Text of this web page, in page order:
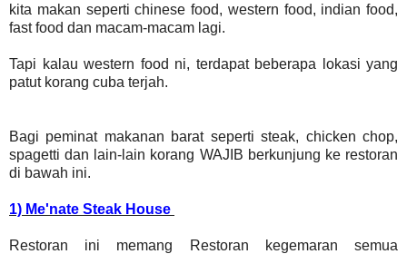
kita makan seperti chinese food, western food, indian food,
fast food dan macam-macam lagi.
Tapi kalau western food ni, terdapat beberapa lokasi yang
patut korang cuba terjah.
Bagi peminat makanan barat seperti steak, chicken chop,
spagetti dan lain-lain korang WAJIB berkunjung ke restoran
di bawah ini.
1) Me'nate Steak House
Restoran ini memang Restoran kegemaran semua